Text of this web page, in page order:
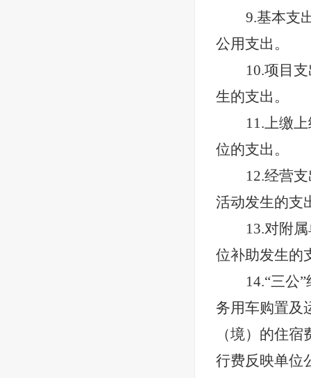
9.基本支
公用支出。
10.项目
生的支出。
11.上缴
位的支出。
12.经营
活动发生的支
13.对附
位补助发生的
14.“三公
务用车购置及
（境）的住
行费反映单位